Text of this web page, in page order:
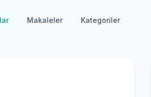
Makaleler Kategoriler